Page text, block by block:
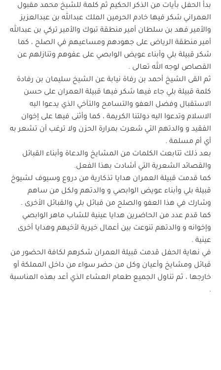
بدأ الحفل بأيات من الذكر الحكيم ثم كلمة للشيخ محمد مقبول
العمراني شكر فيها خادم الحرمين الملك عبدالله بن عبدالعزيز
والأمير فهد بن سلطان أمير منطقة تبوك والأمير تركي بن عبدالله
أمير منطقة الرياض على جهودهم ومساعيهم في الصلح ، كما
شكر قبيلة بلي وأبناء عويض الوابصي على عفوهم وتنازلهم عن
القصاص لوجه الله تعالى .
ثم القى الشيخ أحمد بن رفاة نيابة عن الشيخ سليمان بن رفادة
كلمة قبيلة بلي جاء فيها شكر فيها قبيلة العمران على حسن
الاستقبال وفضل العفو والتسامح والتآخي الذي يدعوا اليه
الاسلام وتدعوا اليه دولتنا الكريمة ، كما وأثنى فيها على إخوان
الفقيد و والدتهم التي شعرت بمرارة الحزن ولا ترغب أن تشعر به
أي أم مسلمة .
بعد ذلك تتابعت الكلمات من المشايخ والدعاة وأبناء القبائل
والقصائد الشعرية التي أشادت بهذا الفعل.
كما قدمت قبيلة العمران هدايا تذكارية من دروع وسيوف لشيوخ
قبيلة بلي وأبناء عويض الوابصي و والدتهم ولكل من ساهم
وشارك في هذا العفو والصلح من قبائل بلي والقبائل الأخرى .
كما قدم عدد من الحاضرين هدايا عينية للشاب ماهر الوابصي
وإخوانه و والدتهم تنوعت بين أعمال خيرية لأخيهم وهدايا أخرى
عينية .
في نهاية الحفل قدمت قبيلة العمران شكرهم لكافة الحضور من
قبائل ومشايخ وأعيان وكل من حضر سواء من داخل المملكة أو
خارجها ، ثم تناول الجميع طعام العشاء الذي أعد بهذه المناسبة
.